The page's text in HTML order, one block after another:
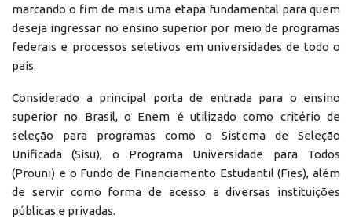
marcando o fim de mais uma etapa fundamental para quem
deseja ingressar no ensino superior por meio de programas
federais e processos seletivos em universidades de todo o
país.
Considerado a principal porta de entrada para o ensino
superior no Brasil, o Enem é utilizado como critério de
seleção para programas como o Sistema de Seleção
Unificada (Sisu), o Programa Universidade para Todos
(Prouni) e o Fundo de Financiamento Estudantil (Fies), além
de servir como forma de acesso a diversas instituições
públicas e privadas.